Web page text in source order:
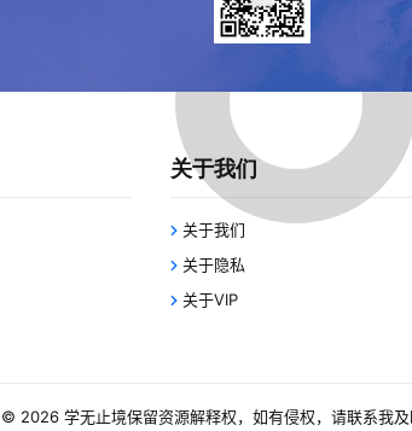
关于我们
关于我们
关于隐私
关于VIP
© 2026 学无止境保留资源解释权，如有侵权，请联系我及